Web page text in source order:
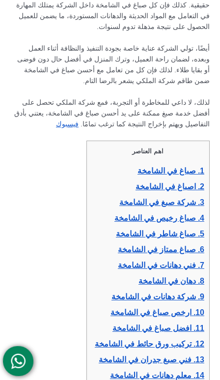
حقيقية. كذلك فإن كل صباغ في الشامخة داخل الشركة يمتلك المهارة
في التعامل مع المواد الحديثة والدهانات المستوردة، ما يضمن للعميل
الحصول على نتيجة مذهلة تدوم لسنوات.
أيضًا، تولي الشركة عناية خاصة بجودة التنفيذ والنظافة أثناء العمل
وبعده، لضمان راحة العميل، وترك المنزل في أفضل حال دون فوضى
أو بقايا طلاء. لذلك فإن كل من تعامل مع أحسن صباغ في الشامخة
ضمن طاقم شركة الملكي يشعر بالرضا التام.
لذلك، لا داعي للمخاطرة أو التجربة، فمع شركة الملكي تحصل على
أفضل خدمة صبغ ممكنة على يد أحسن صباغ في الشامخة، يعتني بأدق
التفاصيل ويهتم بإخراج النتيجة كما ترغب تمامًا. فيسبوك
اهم العناصر
1. صباغ في الشامخة
2.
اصباغ في الشامخة
3. شركة صبغ في الشامخة
4. صباغ رخيص في الشامخة
5. صباغ شاطر في الشامخة
6. صباغ ممتاز في الشامخة
7. فني دهانات في الشامخة
8. دهان في الشامخة
9. شركة دهانات في الشامخة
10.
ارخص صباغ في الشامخة
11.
افضل صباغ في الشامخة
12. تركيب ورق حائط في الشامخة
13. فني صبغ جدران في الشامخة
14. معلم دهانات في الشامخة